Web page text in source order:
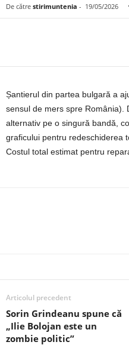
De către stirimuntenia - 19/05/2026
Șantierul din partea bulgară a
sensul de mers spre România).
alternativ pe o singură bandă,
graficului pentru redeschiderea
Costul total estimat pentru
Articolul precedent
Sorin Grindeanu spune că
„Ilie Bolojan este un
zombie politic”